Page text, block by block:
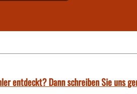
entdeckt? Dann schreiben Sie uns